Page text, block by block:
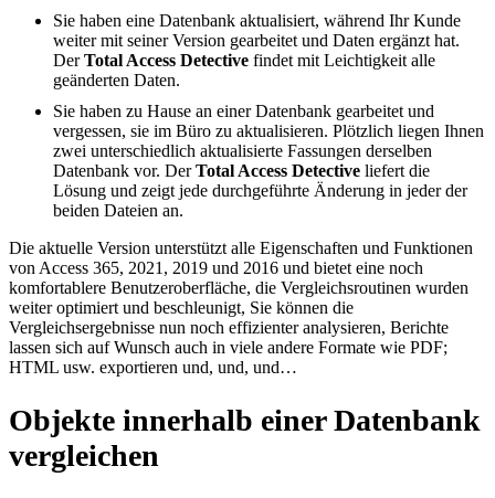
Sie haben eine Datenbank aktualisiert, während Ihr Kunde
weiter mit seiner Version gearbeitet und Daten ergänzt hat.
DerTotal Access Detective findet mit Leichtigkeit alle
geänderten Daten.
Sie haben zu Hause an einer Datenbank gearbeitet und
vergessen, sie im Büro zu aktualisieren. Plötzlich liegen Ihnen
zwei unterschiedlich aktualisierte Fassungen derselben
Datenbank vor. DerTotal Access Detective liefert die
Lösung und zeigt jede durchgeführte Änderung in jeder der
beiden Dateien an.
Die aktuelle Version unterstützt alle Eigenschaften und Funktionen
von Access 365, 2021, 2019 und 2016 und bietet eine noch
komfortablere Benutzeroberfläche, die Vergleichsroutinen wurden
weiter optimiert und beschleunigt, Sie können die
Vergleichsergebnisse nun noch effizienter analysieren, Berichte
lassen sich auf Wunsch auch in viele andere Formate wie PDF;
HTML usw. exportieren und, und, und…
Objekte innerhalb einer Datenbank
vergleichen